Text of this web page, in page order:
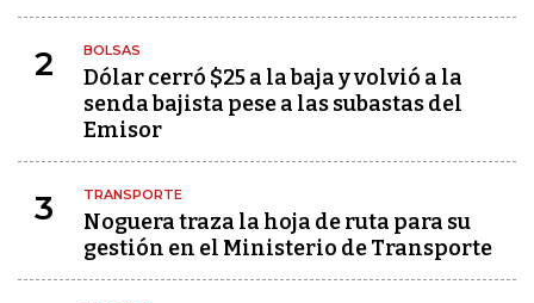
2 BOLSAS
Dólar cerró $25 a la baja y volvió a la
senda bajista pese a las subastas del
Emisor
3 TRANSPORTE
Noguera traza la hoja de ruta para su
gestión en el Ministerio de Transporte